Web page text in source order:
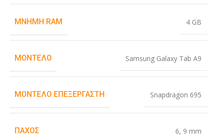
ΜΝΉΜΗ RAM 4 GB
ΜΟΝΤΈΛΟ Samsung Galaxy Tab A9
ΜΟΝΤΈΛΟ ΕΠΕΞΕΡΓΑΣΤΉ Snapdragon 695
ΠΆΧΟΣ 6, 9 mm